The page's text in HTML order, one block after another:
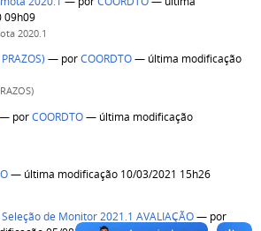
09h09
2020.1
— porCOORDTO— última modificação
— porCOORDTO— última modificação
— última modificação 10/03/2021 15h26
de Monitor 2021.1 AVALIAÇÃO— por